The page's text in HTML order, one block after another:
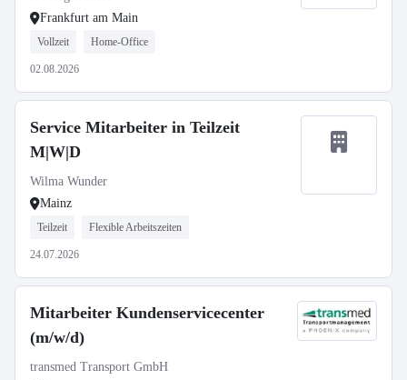
Frankfurt am Main
Vollzeit Home-Office
02.08.2026
Service Mitarbeiter in Teilzeit
M|W|D
Wilma Wunder
Mainz
Teilzeit Flexible Arbeitszeiten
24.07.2026
Mitarbeiter Kundenservicecenter
(m/w/d)
transmed Transport GmbH